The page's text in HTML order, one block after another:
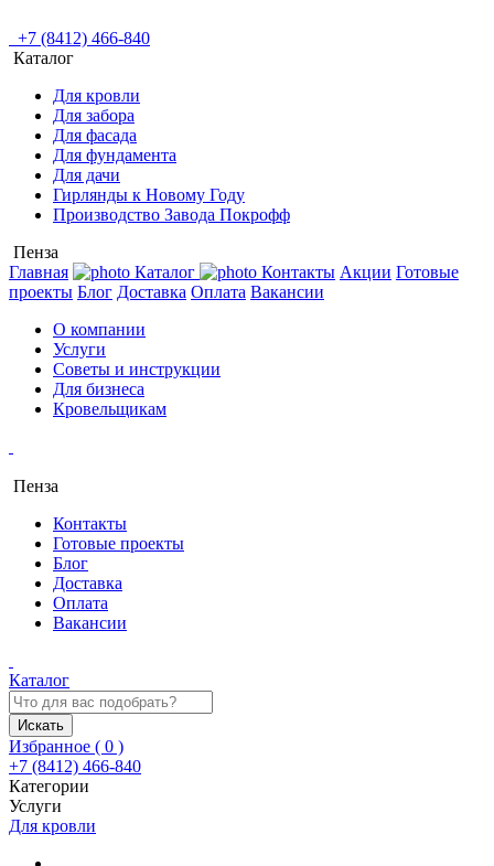
+7 (8412) 466-840
Каталог
Для кровли
Для забора
Для фасада
Для фундамента
Для дачи
Гирлянды к Новому Году
Производство Завода Покрофф
Пенза
Главная
Каталог Контакты Акции Готовые
проекты Блог Доставка Оплата Вакансии
О компании
Услуги
Советы и инструкции
Для бизнеса
Кровельщикам
Пенза
Контакты
Готовые проекты
Блог
Доставка
Оплата
Вакансии
Каталог
Искать
Избранное ( 0 )
+7 (8412) 466-840
Категории
Услуги
Для кровли